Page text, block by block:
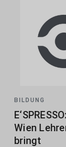
BILDUNG
Wien
bringt